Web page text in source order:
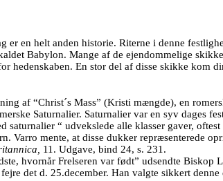
er en helt anden historie. Riterne i denne
Babylon. Mange af de ejendommelige
hedenskaben. En stor del af disse skikke kom
af “Christ´s Mass” (Kristi mængde), en
Saturnalier. Saturnalier var en syv dages
saturnalier “ udvekslede alle klasser gaver,
Varro mente, at disse dukker repræsenterede
11. Udgave, bind 24, s. 231.
hvornår Frelseren var født” udsendte Biskop
det d. 25.december. Han valgte sikkert